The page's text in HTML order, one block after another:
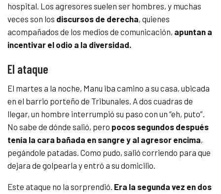
hospital. Los agresores suelen ser hombres, y muchas
veces son los discursos de derecha, quienes
acompañados de los medios de comunicación, apuntan a
incentivar el odio a la diversidad.
El ataque
El martes a la noche, Manu iba camino a su casa, ubicada
en el barrio porteño de Tribunales. A dos cuadras de
llegar, un hombre interrumpió su paso con un “eh, puto”.
No sabe de dónde salió, pero pocos segundos después
tenía la cara bañada en sangre y al agresor encima,
pegándole patadas. Como pudo, salió corriendo para que
dejara de golpearla y entró a su domicilio.
Este ataque no la sorprendió. Era la segunda vez en dos